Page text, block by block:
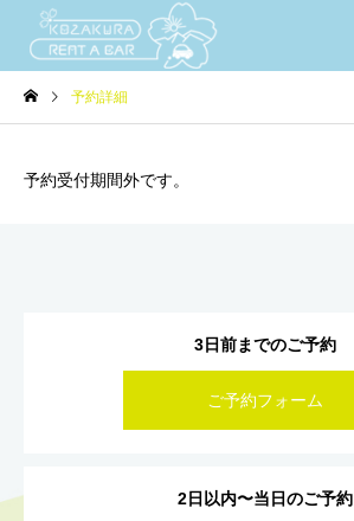
予約詳細
予約受付期間外です。
3日前までのご予約
ご予約フォーム
2日以内〜当日のご予約